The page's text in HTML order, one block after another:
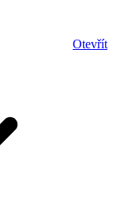
Otevřít